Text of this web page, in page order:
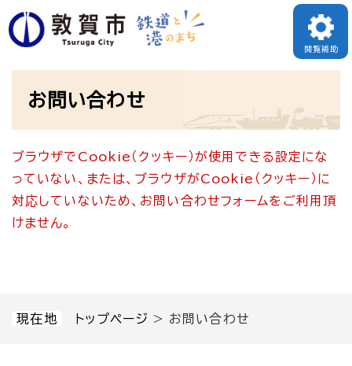
ペ
ー
す
メニューを飛ばして本文へ
閲覧補助
現在地 トップページ > お問い合わせ
お問い合わせ
ブラウザでCookie（クッキー）が使用できる設定にな
っていない、または、ブラウザがCookie（クッキー）に
対応していないため、お問い合わせフォームをご利用頂
けません。